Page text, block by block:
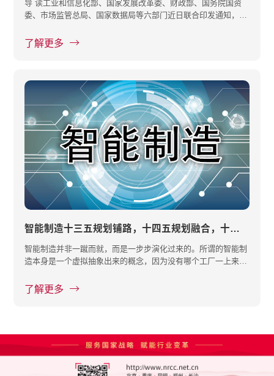
导 读工业和信息化部、国家发展改革委、财政部、国务院国资
委、市场监管总局、国家数据局等六部门近日联合印发通知，部
了解更多
智能制造十三五规划铺路，十四五规划融合，十五五规划建什么？
智能制造并非一蹴而就，而是一步步演化过来的。所谓的智能制
造本身是一个虚拟抽象出来的概念，因为没有哪个工厂一上来就
了解更多